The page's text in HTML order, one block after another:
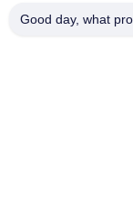
0086-
Good day, what